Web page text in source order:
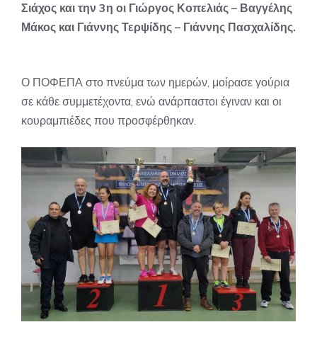
Σιάχος και την 3η οι Γιώργος Κοπελιάς – Βαγγέλης
Μάκος και Γιάννης Τερψίδης – Γιάννης Πασχαλίδης.
Ο ΠΟΦΕΠΑ στο πνεύμα των ημερών, μοίρασε γούρια
σε κάθε συμμετέχοντα, ενώ ανάρπαστοι έγιναν και οι
κουραμπιέδες που προσφέρθηκαν.